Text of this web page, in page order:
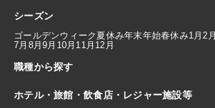
シーズン
ゴールデンウィーク 夏休み年末年始春休み1月 2
7月 8月9月 10月 11月 12月
職種から探す
ホテル・旅館・飲食店・レジャー施設等